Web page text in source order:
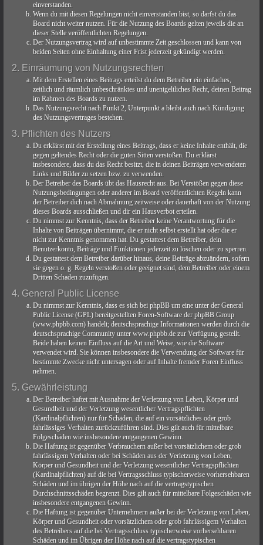
einverstanden.
Wenn du mit diesen Regelungen nicht einverstanden bist, so darfst du das
Board nicht weiter nutzen. Für die Nutzung des Boards gelten jeweils die an
dieser Stelle veröffentlichten Regelungen.
Der Nutzungsvertrag wird auf unbestimmte Zeit geschlossen und kann von
beiden Seiten ohne Einhaltung einer Frist jederzeit gekündigt werden.
2. Einräumung von Nutzungsrechten
Mit dem Erstellen eines Beitrags erteilst du dem Betreiber ein einfaches,
zeitlich und räumlich unbeschränktes und unentgeltliches Recht, deinen Beitrag
im Rahmen des Boards zu nutzen.
Das Nutzungsrecht nach Punkt 2, Unterpunkt a bleibt auch nach Kündigung
des Nutzungsvertrages bestehen.
3. Pflichten des Nutzers
Du erklärst mit der Erstellung eines Beitrags, dass er keine Inhalte enthält, die
gegen geltendes Recht oder die guten Sitten verstoßen. Du erklärst
insbesondere, dass du das Recht besitzt, die in deinen Beiträgen verwendeten
Links und Bilder zu setzen bzw. zu verwenden.
Der Betreiber des Boards übt das Hausrecht aus. Bei Verstößen gegen diese
Nutzungsbedingungen oder anderer im Board veröffentlichten Regeln kann
der Betreiber dich nach Abmahnung zeitweise oder dauerhaft von der Nutzung
dieses Boards ausschließen und dir ein Hausverbot erteilen.
Du nimmst zur Kenntnis, dass der Betreiber keine Verantwortung für die
Inhalte von Beiträgen übernimmt, die er nicht selbst erstellt hat oder die er
nicht zur Kenntnis genommen hat. Du gestattest dem Betreiber, dein
Benutzerkonto, Beiträge und Funktionen jederzeit zu löschen oder zu sperren.
Du gestattest dem Betreiber darüber hinaus, deine Beiträge abzuändern, sofern
sie gegen o. g. Regeln verstoßen oder geeignet sind, dem Betreiber oder einem
Dritten Schaden zuzufügen.
4. General Public License
Du nimmst zur Kenntnis, dass es sich bei phpBB um eine unter der General
Public License (GPL) bereitgestellten Foren-Software der phpBB Group
(www.phpbb.com) handelt; deutschsprachige Informationen werden durch die
deutschsprachige Community unter www.phpbb.de zur Verfügung gestellt.
Beide haben keinen Einfluss auf die Art und Weise, wie die Software
verwendet wird. Sie können insbesondere die Verwendung der Software für
bestimmte Zwecke nicht untersagen oder auf Inhalte fremder Foren Einfluss
nehmen.
5. Gewährleistung
Der Betreiber haftet mit Ausnahme der Verletzung von Leben, Körper und
Gesundheit und der Verletzung wesentlicher Vertragspflichten
(Kardinalpflichten) nur für Schäden, die auf ein vorsätzliches oder grob
fahrlässiges Verhalten zurückzuführen sind. Dies gilt auch für mittelbare
Folgeschäden wie insbesondere entgangenen Gewinn.
Die Haftung ist gegenüber Verbrauchern außer bei vorsätzlichem oder grob
fahrlässigem Verhalten oder bei Schäden aus der Verletzung von Leben,
Körper und Gesundheit und der Verletzung wesentlicher Vertragspflichten
(Kardinalpflichten) auf die bei Vertragsschluss typischerweise vorhersehbaren
Schäden und im übrigen der Höhe nach auf die vertragstypischen
Durchschnittsschäden begrenzt. Dies gilt auch für mittelbare Folgeschäden wie
insbesondere entgangenen Gewinn.
Die Haftung ist gegenüber Unternehmern außer bei der Verletzung von Leben,
Körper und Gesundheit oder vorsätzlichem oder grob fahrlässigem Verhalten
des Betreibers auf die bei Vertragsschluss typischerweise vorhersehbaren
Schäden und im Übrigen der Höhe nach auf die vertragstypischen